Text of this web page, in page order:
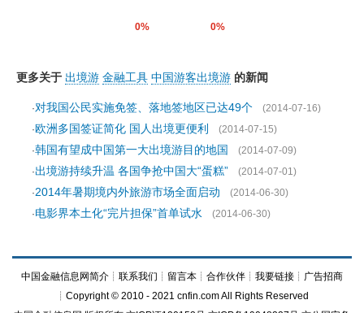
0% 0%
更多关于 出境游 金融工具 中国游客出境游 的新闻
·对我国公民实施免签、落地签地区已达49个
(2014-07-16)
·欧洲多国签证简化 国人出境更便利
(2014-07-15)
·韩国有望成中国第一大出境游目的地国
(2014-07-09)
·出境游持续升温 各国争抢中国大“蛋糕”
(2014-07-01)
·2014年暑期境内外旅游市场全面启动
(2014-06-30)
·电影界本土化“完片担保”首单试水 (2014-06-30)
中国金融信息网简介 ┊ 联系我们 ┊ 留言本 ┊ 合作伙伴 ┊ 我要链接 ┊ 广告招商
┊Copyright © 2010 - 2021 cnfin.com All Rights Reserved